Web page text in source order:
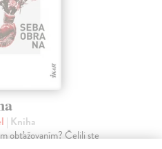
| Kniha
obťažovaním? Čelili ste